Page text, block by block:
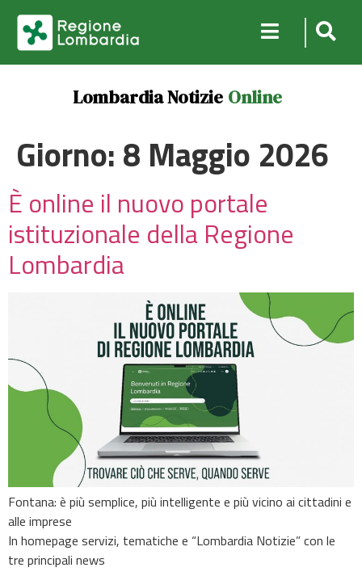
Lombardia Notizie Online
Giorno:8 Maggio 2026
È online il nuovo portale
istituzionale della Regione
Lombardia
Fontana: è più semplice, più intelligente e più vicino ai cittadini e
alle imprese
In homepage servizi, tematiche e “Lombardia Notizie” con le
tre principali news